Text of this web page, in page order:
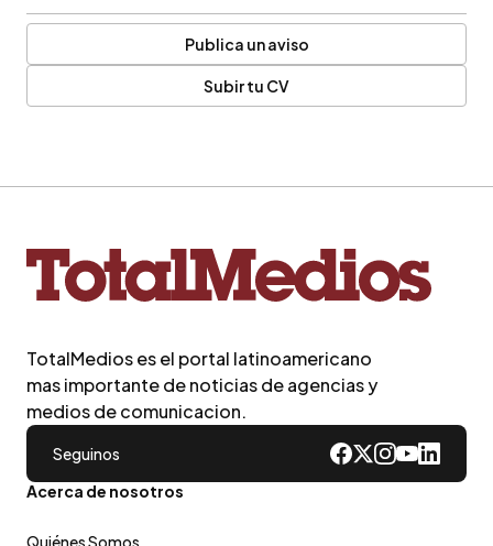
Publica un aviso
Subir tu CV
TotalMedios es el portal latinoamericano
mas importante de noticias de agencias y
medios de comunicacion.
Seguinos
Acerca de nosotros
Quiénes Somos